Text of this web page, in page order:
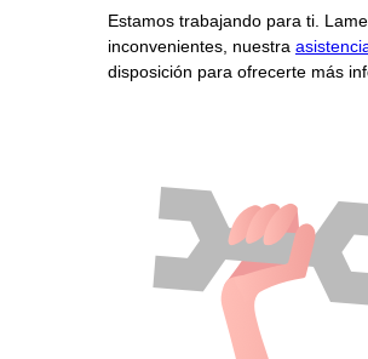
Estamos trabajando para ti.
inconvenientes, nuestra
disposición para ofrecerte más